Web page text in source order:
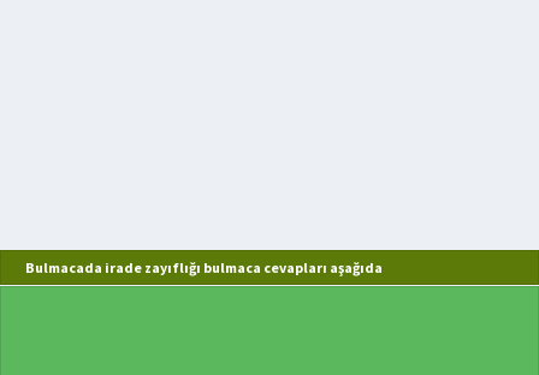
Bulmacada irade zayıflığı bulmaca cevapları aşağıda